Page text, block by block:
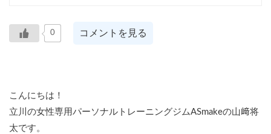
0 コメントを見る
こんにちは！
立川の女性専用パーソナルトレーニングジムASmakeの山﨑将
太です。